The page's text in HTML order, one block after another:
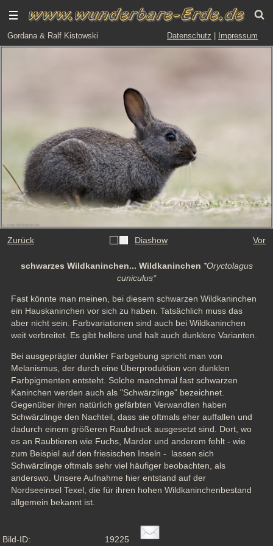
Gordana & Ralf Kistowski Datenschutz Impressum
Zurück Diashow Vor
schwarzes Wildkaninchen... Wildkaninchen *Oryctolagus
cuniculus*
Fast könnte man meinen, bei diesem schwarzen Wildkaninchen
ein Hauskaninchen vor sich zu haben. Tatsächlich muss das
aber nicht sein. Farbvariationen sind auch bei Wildkaninchen
weit verbreitet. Es gibt hellere und halt auch dunklere Varianten.
Bei ausgeprägter dunkler Farbgebung spricht man von
Melanismus, der durch eine Überproduktion von dunklen
Farbpigmenten entsteht. Solche manchmal fast schwarzen
Kaninchen werden auch als "Schwärzlinge" bezeichnet.
Gegenüber ihren natürlich gefärbten Verwandten haben
Schwärzlinge den Nachteil, dass sie oftmals eher auffallen und
dadurch einem größeren Raubdruck ausgesetzt sind. Dort, wo
es an Raubtieren wie Fuchs, Marder und anderem fehlt - wie
zum Beispiel auf den friesischen Inseln -  lassen sich
Schwärzlinge oftmals sehr viel häufiger beobachten, als
anderswo. Unsere Aufnahme hier entstand auf der
Nordseeinsel Texel, die für ihren hohen Wildkaninchenbestand
allgemein bekannt ist.
Bild-ID: 19225